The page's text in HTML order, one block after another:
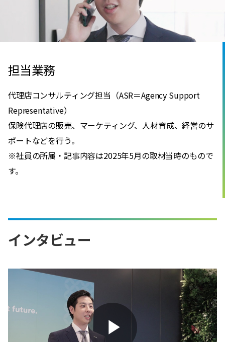
担当業務
代理店コンサルティング担当（ASR＝Agency Support
Representative）
保険代理店の販売、マーケティング、人材育成、経営のサ
ポートなどを行う。
※社員の所属・記事内容は2025年5月の取材当時のもので
す。
インタビュー